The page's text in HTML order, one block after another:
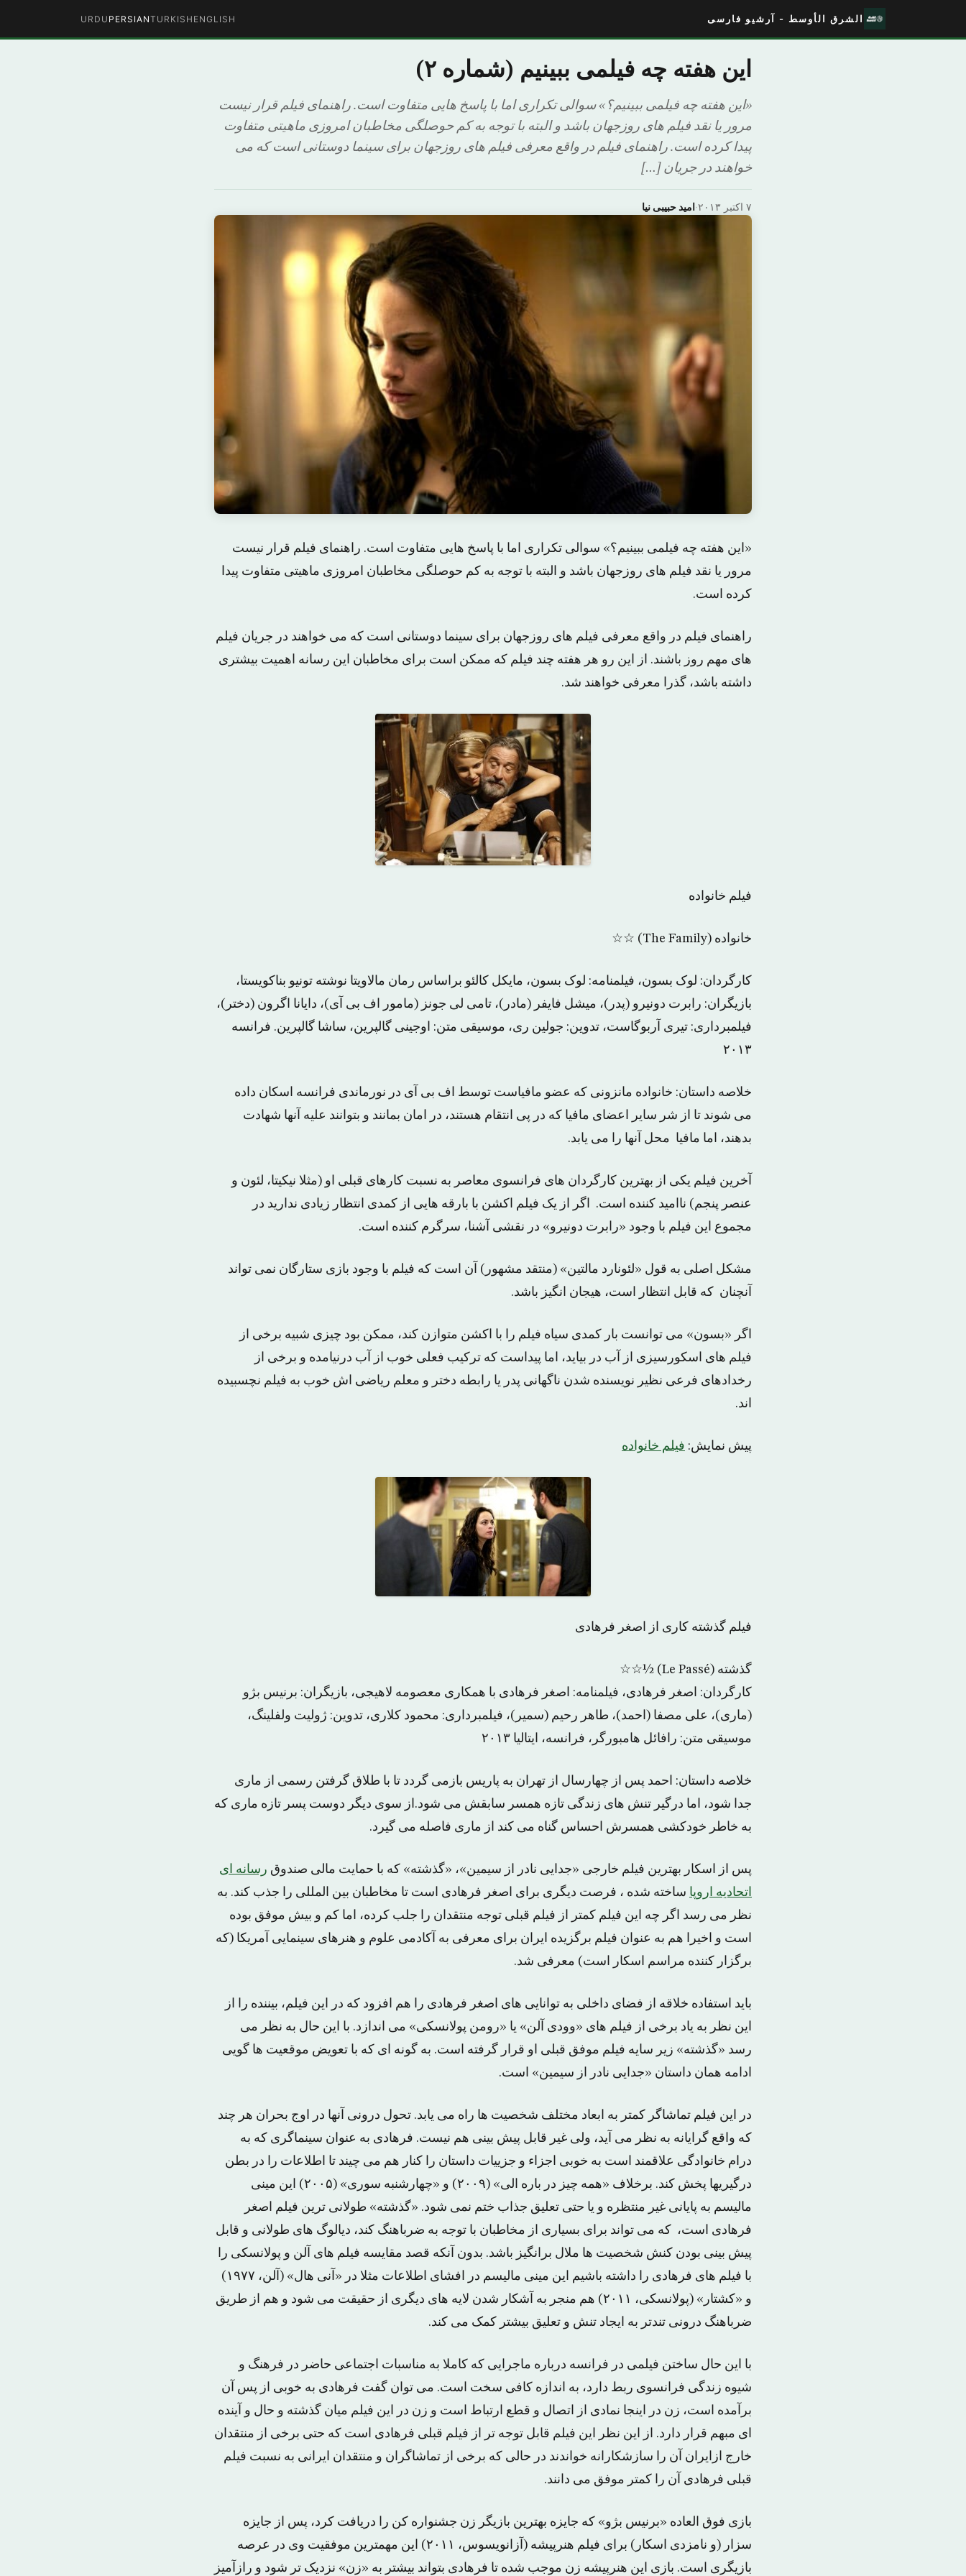
الشرق الأوسط - آرشیو فارسی ENGLISH
TURKISH
PERSIAN
URDU
این هفته چه فیلمی ببینیم (شماره ۲)
«این هفته چه فیلمی ببینیم؟» سوالی تکراری اما با پاسخ هایی متفاوت است. راهنمای فیلم قرار نیست
مرور یا نقد فیلم های روزجهان باشد و البته با توجه به کم حوصلگی مخاطبان امروزی ماهیتی متفاوت
پیدا کرده است. راهنمای فیلم در واقع معرفی فیلم های روزجهان برای سینما دوستانی است که می
خواهند در جریان […]
امید حبیبی نیا· ۷ اکتبر ۲۰۱۳
«این هفته چه فیلمی ببینیم؟» سوالی تکراری اما با پاسخ هایی متفاوت است. راهنمای فیلم قرار نیست
مرور یا نقد فیلم های روزجهان باشد و البته با توجه به کم حوصلگی مخاطبان امروزی ماهیتی متفاوت پیدا
کرده است.
راهنمای فیلم در واقع معرفی فیلم های روزجهان برای سینما دوستانی است که می خواهند در جریان فیلم
های مهم روز باشند. از این رو هر هفته چند فیلم که ممکن است برای مخاطبان این رسانه اهمیت بیشتری
داشته باشد، گذرا معرفی خواهند شد.
فیلم خانواده
خانواده (The Family) ☆☆
کارگردان: لوک بسون، فیلمنامه: لوک بسون، مایکل کالئو براساس رمان مالاویتا نوشته تونیو بناکویستا،
بازیگران: رابرت دونیرو (پدر)، میشل فایفر (مادر)، تامی لی جونز (مامور اف بی آی)، دایانا اگرون (دختر)،
فیلمبرداری: تیری آربوگاست، تدوین: جولین ری، موسیقی متن: اوجینی گالپرین، ساشا گالپرین. فرانسه
۲۰۱۳
خلاصه داستان: خانواده مانزونی که عضو مافیاست توسط اف بی آی در نورماندی فرانسه اسکان داده
می شوند تا از شر سایر اعضای مافیا که در پی انتقام هستند، در امان بمانند و بتوانند علیه آنها شهادت
بدهند، اما مافیا محل آنها را می یابد.
آخرین فیلم یکی از بهترین کارگردان های فرانسوی معاصر به نسبت کارهای قبلی او (مثلا نیکیتا، لئون و
عنصر پنجم) ناامید کننده است. اگر از یک فیلم اکشن با بارقه هایی از کمدی انتظار زیادی ندارید در
مجموع این فیلم با وجود «رابرت دونیرو» در نقشی آشنا، سرگرم کننده است.
مشکل اصلی به قول «لئونارد مالتین» (منتقد مشهور) آن است که فیلم با وجود بازی ستارگان نمی تواند
آنچنان که قابل انتظار است، هیجان انگیز باشد.
اگر «بسون» می توانست بار کمدی سیاه فیلم را با اکشن متوازن کند، ممکن بود چیزی شبیه برخی از
فیلم های اسکورسیزی از آب در بیاید، اما پیداست که ترکیب فعلی خوب از آب درنیامده و برخی از
رخدادهای فرعی نظیر نویسنده شدن ناگهانی پدر یا رابطه دختر و معلم ریاضی اش خوب به فیلم نچسبیده
اند.
پیش نمایش: فیلم خانواده
فیلم گذشته کاری از اصغر فرهادی
گذشته (Le Passé) ½☆☆
کارگردان: اصغر فرهادی، فیلمنامه: اصغر فرهادی با همکاری معصومه لاهیجی، بازیگران: برنیس بژو
(ماری)، علی مصفا (احمد)، طاهر رحیم (سمیر)، فیلمبرداری: محمود کلاری، تدوین: ژولیت ولفلینگ،
موسیقی متن: رافائل هامبورگر، فرانسه، ایتالیا ۲۰۱۳
خلاصه داستان: احمد پس از چهارسال از تهران به پاریس بازمی گردد تا با طلاق گرفتن رسمی از ماری
جدا شود، اما درگیر تنش های زندگی تازه همسر سابقش می شود.از سوی دیگر دوست پسر تازه ماری که
به خاطر خودکشی همسرش احساس گناه می کند از ماری فاصله می گیرد.
پس از اسکار بهترین فیلم خارجی «جدایی نادر از سیمین»، «گذشته» که با حمایت مالی صندوق رسانه ای
اتحادیه اروپا ساخته شده ، فرصت دیگری برای اصغر فرهادی است تا مخاطبان بین المللی را جذب کند. به
نظر می رسد اگر چه این فیلم کمتر از فیلم قبلی توجه منتقدان را جلب کرده، اما کم و بیش موفق بوده
است و اخیرا هم به عنوان فیلم برگزیده ایران برای معرفی به آکادمی علوم و هنرهای سینمایی آمریکا (که
برگزار کننده مراسم اسکار است) معرفی شد.
باید استفاده خلاقه از فضای داخلی به توانایی های اصغر فرهادی را هم افزود که در این فیلم، بیننده را از
این نظر به یاد برخی از فیلم های «وودی آلن» یا «رومن پولانسکی» می اندازد. با این حال به نظر می
رسد «گذشته» زیر سایه فیلم موفق قبلی او قرار گرفته است. به گونه ای که با تعویض موقعیت ها گویی
ادامه همان داستان «جدایی نادر از سیمین» است.
در این فیلم تماشاگر کمتر به ابعاد مختلف شخصیت ها راه می یابد. تحول درونی آنها در اوج بحران هر چند
که واقع گرایانه به نظر می آید، ولی غیر قابل پیش بینی هم نیست. فرهادی به عنوان سینماگری که به
درام خانوادگی علاقمند است به خوبی اجزاء و جزییات داستان را کنار هم می چیند تا اطلاعات را در بطن
درگیریها پخش کند. برخلاف «همه چیز در باره الی» (۲۰۰۹) و «چهارشنبه سوری» (۲۰۰۵) این مینی
مالیسم به پایانی غیر منتظره و یا حتی تعلیق جذاب ختم نمی شود. «گذشته» طولانی ترین فیلم اصغر
فرهادی است، که می تواند برای بسیاری از مخاطبان با توجه به ضرباهنگ کند، دیالوگ های طولانی و قابل
پیش بینی بودن کنش شخصیت ها ملال برانگیز باشد. بدون آنکه قصد مقایسه فیلم های آلن و پولانسکی را
با فیلم های فرهادی را داشته باشیم این مینی مالیسم در افشای اطلاعات مثلا در «آنی هال» (آلن، ۱۹۷۷)
و «کشتار» (پولانسکی، ۲۰۱۱) هم منجر به آشکار شدن لایه های دیگری از حقیقت می شود و هم از طریق
ضرباهنگ درونی تندتر به ایجاد تنش و تعلیق بیشتر کمک می کند.
با این حال ساختن فیلمی در فرانسه درباره ماجرایی که کاملا به مناسبات اجتماعی حاضر در فرهنگ و
شیوه زندگی فرانسوی ربط دارد، به اندازه کافی سخت است. می توان گفت فرهادی به خوبی از پس آن
برآمده است، زن در اینجا نمادی از اتصال و قطع ارتباط است و زن در این فیلم میان گذشته و حال و آینده
ای مبهم قرار دارد. از این نظر این فیلم قابل توجه تر از فیلم قبلی فرهادی است که حتی برخی از منتقدان
خارج ازایران آن را سازشکارانه خواندند در حالی که برخی از تماشاگران و منتقدان ایرانی به نسبت فیلم
قبلی فرهادی آن را کمتر موفق می دانند.
بازی فوق العاده «برنیس بژو» که جایزه بهترین بازیگر زن جشنواره کن را دریافت کرد، پس از جایزه
سزار (و نامزدی اسکار) برای فیلم هنرپیشه (آزانویسوس، ۲۰۱۱) این مهمترین موفقیت وی در عرصه
بازیگری است. بازی این هنرپیشه زن موجب شده تا فرهادی بتواند بیشتر به «زن» نزدیک تر شود و رازآمیز